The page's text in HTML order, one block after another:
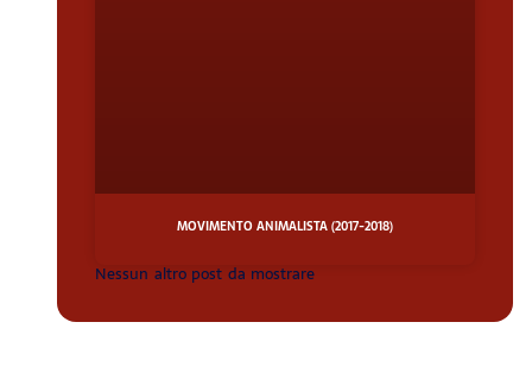
MOVIMENTO ANIMALISTA (2017-2018)
Nessun altro post da mostrare